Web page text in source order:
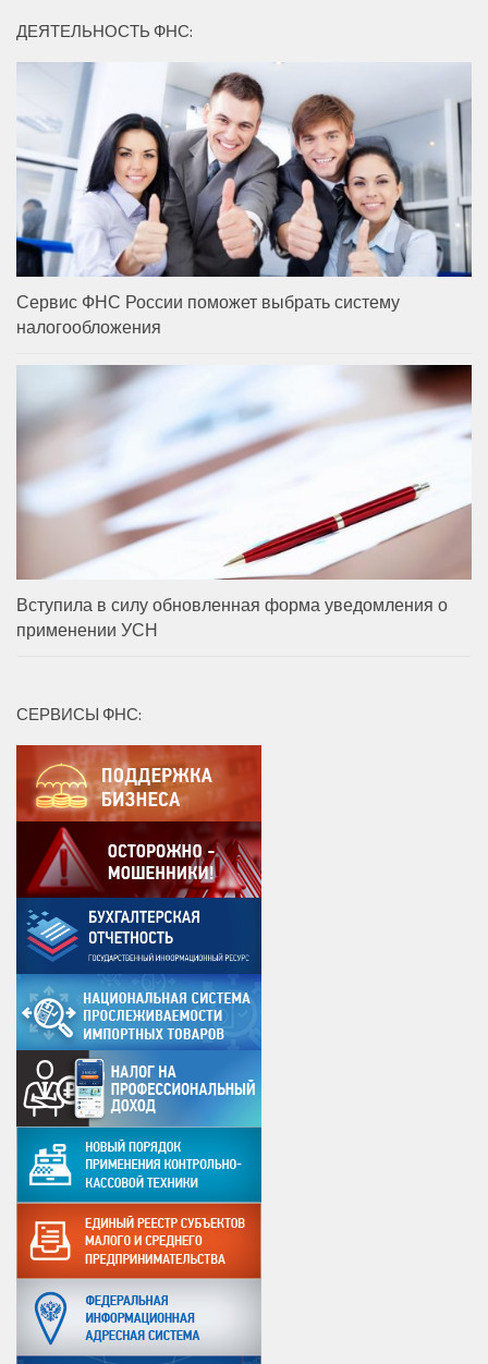
ДЕЯТЕЛЬНОСТЬ ФНС:
Сервис ФНС России поможет выбрать систему
налогообложения
Вступила в силу обновленная форма уведомления о
применении УСН
СЕРВИСЫ ФНС: